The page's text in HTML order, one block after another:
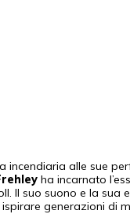
incendiaria alle sue
ha incarnato
Il suo suono e la sua
generazioni di